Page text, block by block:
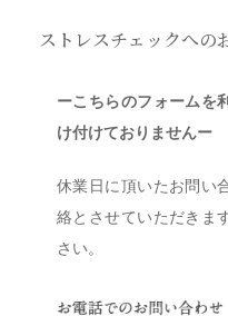
ストレスチェックへの
ーこちらのフォームを
け付けておりませんー
休業日に頂いたお問い
絡とさせていただきま
さい。